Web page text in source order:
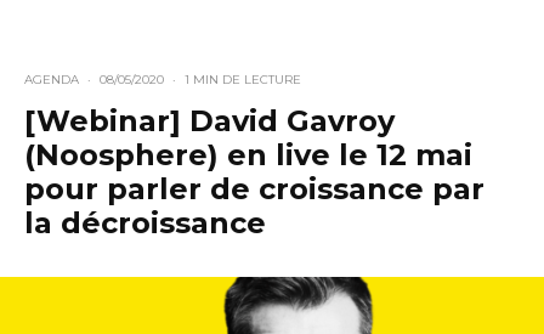
AGENDA · 08/05/2020 · 1 MIN DE LECTURE
[Webinar] David Gavroy
(Noosphere) en live le 12 mai
pour parler de croissance par
la décroissance